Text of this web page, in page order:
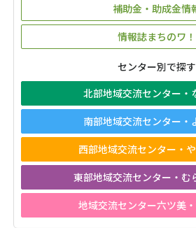
補助金・助成金情
情報誌まちのワ！
センター別で探す
北部地域交流センター・
南部地域交流センター・
西部地域交流センター・
東部地域交流センター・む
地域交流センター六ツ美